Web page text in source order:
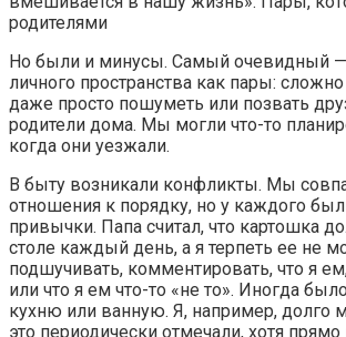
Но были и минусы. Самый очевидный —
личного пространства как пары:
даже просто пошуметь или позвать
родители дома. Мы могли что-то
когда они уезжали.
В быту возникали конфликты. Мы
отношения к порядку, но у каждого
привычки. Папа считал, что картошка
столе каждый день, а я терпеть ее не
подшучивать, комментировать, что я
или что я ем что-то «не то». Иногда
кухню или ванную. Я, например, долго
это периодически отмечали, хотя прямо